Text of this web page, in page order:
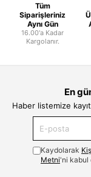
Tüm
Siparişleriniz
Aynı Gün
16.00'a Kadar
Kargolanır.
En
Haber listemize
Kaydolarak
Metni'ni kabul